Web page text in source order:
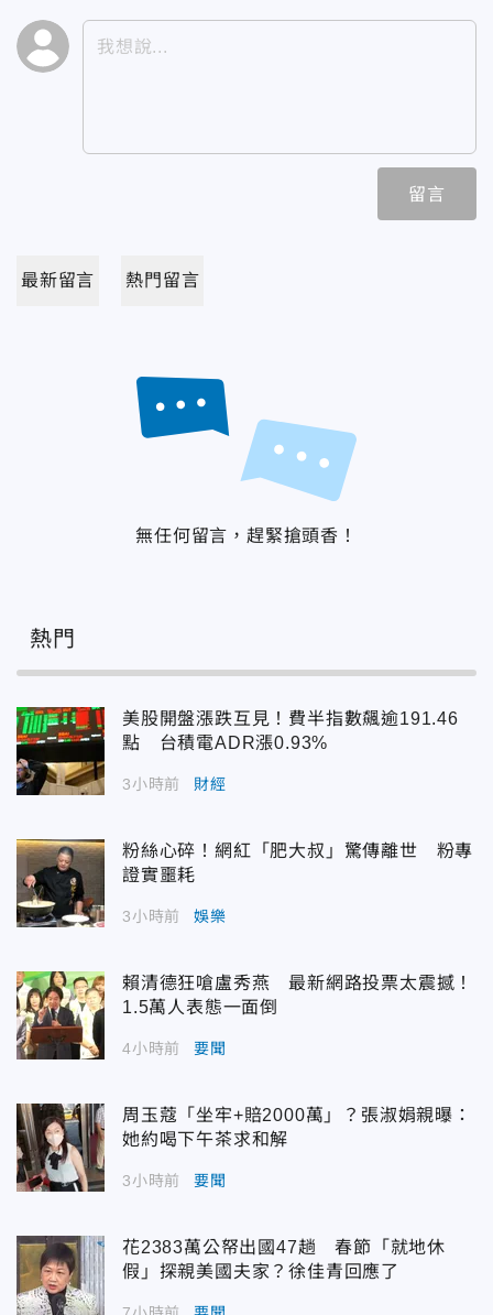
留言
最新留言 熱門留言
無任何留言，趕緊搶頭香！
熱門
美股開盤漲跌互見！費半指數飆逾191.46
點 台積電ADR漲0.93%
3小時前 財經
粉絲心碎！網紅「肥大叔」驚傳離世 粉專
證實噩耗
3小時前 娛樂
賴清德狂嗆盧秀燕 最新網路投票太震撼！
1.5萬人表態一面倒
4小時前 要聞
周玉蔻「坐牢+賠2000萬」？張淑娟親曝：
她約喝下午茶求和解
3小時前 要聞
花2383萬公帑出國47趟 春節「就地休
假」探親美國夫家？徐佳青回應了